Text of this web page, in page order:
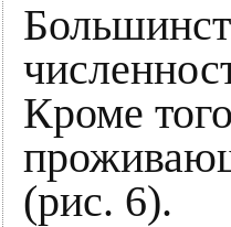
Кроме
(рис. 6).